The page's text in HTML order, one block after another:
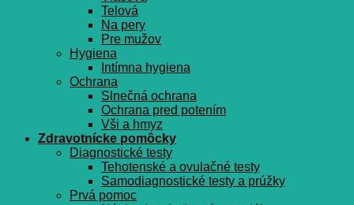
Telová
Na pery
Pre mužov
Hygiena
Intímna hygiena
Ochrana
Slnečná ochrana
Ochrana pred potením
Vši a hmyz
Zdravotnícke pomôcky
Diagnostické testy
Tehotenské a ovulačné testy
Samodiagnostické testy a prúžky
Prvá pomoc